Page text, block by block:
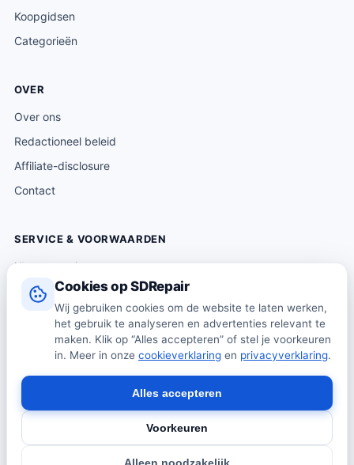
Cookies op SDRepair
Wij gebruiken cookies om de website te laten werken,
het gebruik te analyseren en advertenties relevant te
maken. Klik op “Alles accepteren” of stel je voorkeuren
in. Meer in onze cookieverklaring en privacyverklaring.
Voorkeuren
Alles accepteren
Koopgidsen
Categorieën
OVER
Over ons
Redactioneel beleid
Affiliate-disclosure
Contact
SERVICE & VOORWAARDEN
Klantenservice
Verzending & levering
Retourneren
Algemene voorwaarden